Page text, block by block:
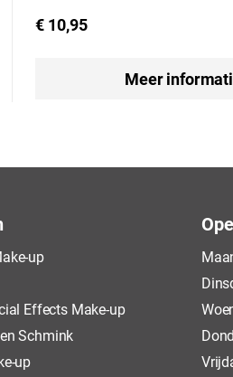
€ 10,95
Meer
up
Effects Make-up
Schmink
up